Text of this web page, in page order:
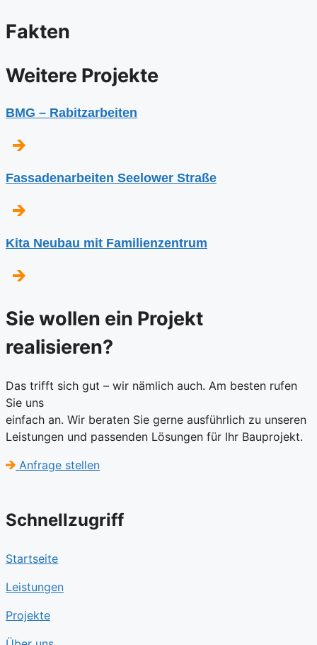
Fakten
⁨Weitere Projekte
BMG – Rabitzarbeiten
Fassadenarbeiten Seelower Straße
Kita Neubau mit Familienzentrum
Sie wollen ein Projekt
realisieren?
Das trifft sich gut – wir nämlich auch. Am besten rufen
Sie uns
einfach an. Wir beraten Sie gerne ausführlich zu unseren
Leistungen und passenden Lösungen für Ihr Bauprojekt.
Anfrage stellen
Schnellzugriff
Startseite
Leistungen
Projekte